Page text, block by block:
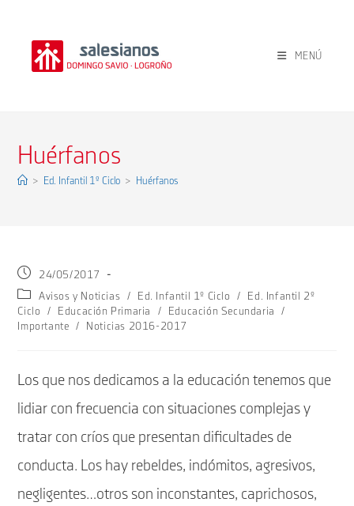
contenido
MENÚ
Huérfanos
> Ed. Infantil 1º Ciclo > Huérfanos
Publicación
de
la
entrada:
24/05/2017
Categoría
de
la
Avisos y Noticias / Ed. Infantil 1º Ciclo /
Ed. Infantil 2º
Ciclo
/ Educación Primaria / Educación Secundaria
/
Importante
/ Noticias 2016-2017
Los que nos dedicamos a la educación tenemos que
lidiar con frecuencia con situaciones complejas y
tratar con críos que presentan dificultades de
conducta. Los hay rebeldes, indómitos, agresivos,
negligentes…otros son inconstantes, caprichosos,